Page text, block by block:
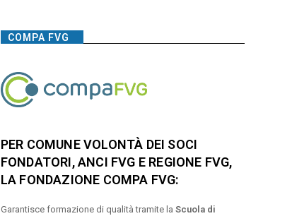
COMPA FVG
PER COMUNE VOLONTÀ DEI SOCI
FONDATORI, ANCI FVG E REGIONE FVG,
LA FONDAZIONE COMPA FVG:
Garantisce formazione di qualità tramite la Scuola di